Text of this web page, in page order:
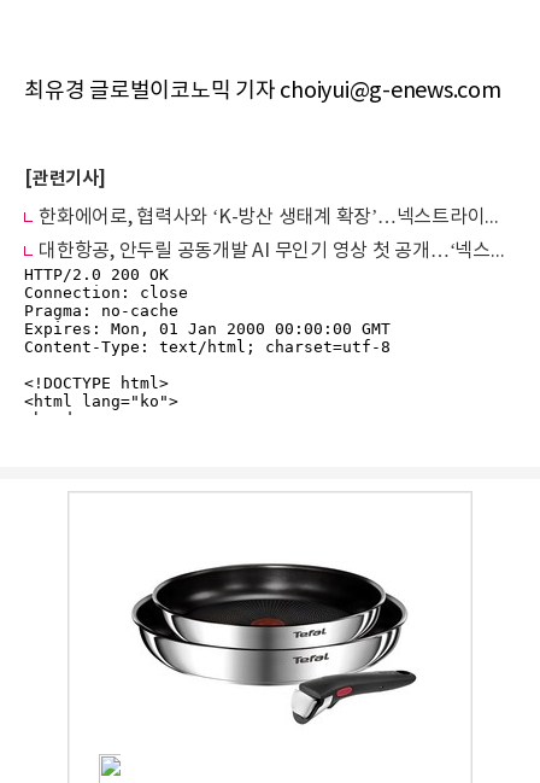
최유경 글로벌이코노믹 기자 choiyui@g-enews.com
[관련기사]
한화에어로, 협력사와 ‘K-방산 생태계 확장’…넥스트라이즈 첫 참가
대한항공, 안두릴 공동개발 AI 무인기 영상 첫 공개…‘넥스트라이즈 2026’ 참가